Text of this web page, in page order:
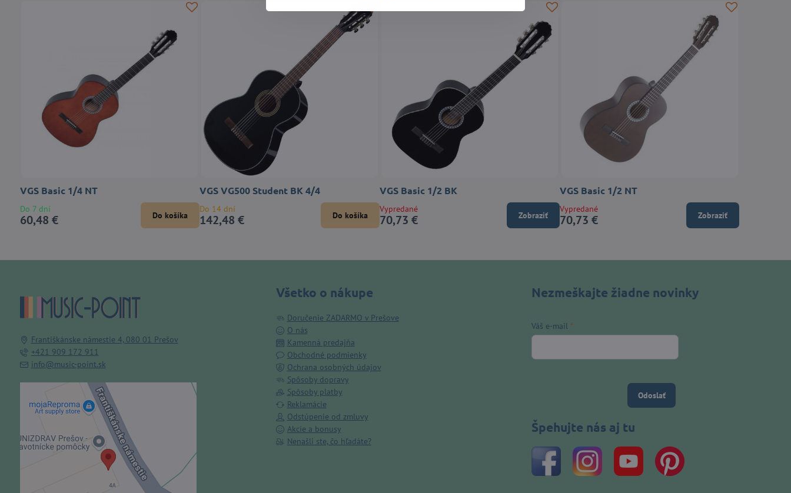
VGS Basic 1/4 NT
Do 7 dní
60,48 € Do košíka
VGS VG500 Student BK 4/4
Do 14 dní
142,48 € Do košíka
VGS Basic 1/2 BK
Vypredané
70,73 € Zobraziť
VGS Basic 1/2 NT
Vypredané
70,73 € Zobraziť
Františkánske námestie 4, 080 01 Prešov
+421 909 172 911
info@music-point.sk
Externý obsah je blokovaný
Voľbami súkromia
Prajete si načítať externý obsah?
Povoliť tentokrát
Všetko o nákupe
Doručenie ZADARMO v Prešove
O nás
Kamenná predajňa
Obchodné podmienky
Ochrana osobných údajov
Spôsoby dopravy
Spôsoby platby
Reklamácie
Odstúpenie od zmluvy
Akcie a bonusy
Nenašli ste, čo hľadáte?
Nezmeškajte žiadne novinky
Váš e-mail*
Odoslať
Špehujte nás aj tu